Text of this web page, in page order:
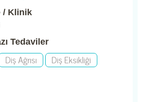
/ Klinik
Tedaviler
Diş Ağrısı
Diş Eksikliği